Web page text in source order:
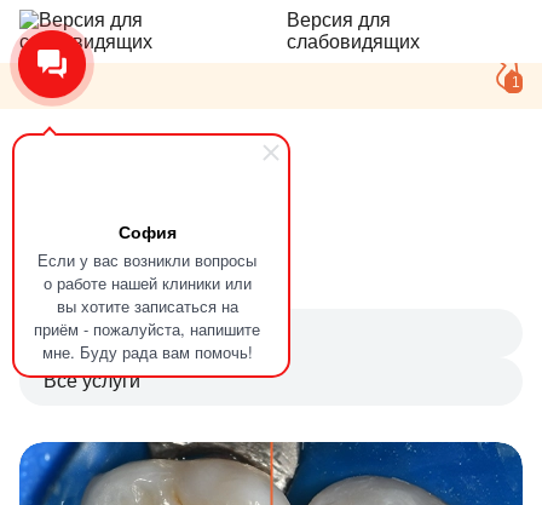
София
Если у вас возникли вопросы
о работе нашей клиники или
вы хотите записаться на
приём - пожалуйста, напишите
мне. Буду рада вам помочь!
Версия для
слабовидящих
1
Наши работы
Все врачи
Все услуги